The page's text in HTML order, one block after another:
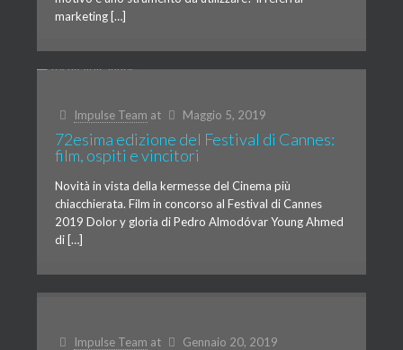
marketing […]
Impulse Team at Maggio 5, 2019
72esima edizione del Festival di Cannes:
film, ospiti e vincitori
Novità in vista della kermesse del Cinema più
chiacchierata. Film in concorso al Festival di Cannes
2019 Dolor y gloria di Pedro Almodóvar Young Ahmed
di […]
Impulse Team at Gennaio 20, 2019